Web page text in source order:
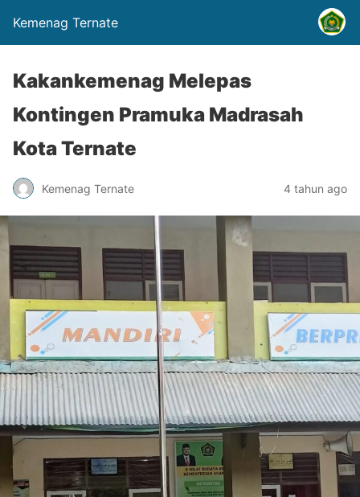
Kemenag Ternate
Kakankemenag Melepas
Kontingen Pramuka Madrasah
Kota Ternate
Kemenag Ternate 4 tahun ago